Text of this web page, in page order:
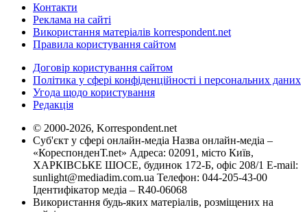
Контакти
Реклама на сайті
Використання матеріалів korrespondent.net
Правила користування сайтом
Договір користування сайтом
Політика у сфері конфіденційності і персональних даних
Угода щодо користування
Редакція
© 2000-2026, Korrespondent.net
Суб'єкт у сфері онлайн-медіа Назва онлайн-медіа –
«КореспонденТ.net» Адреса: 02091, місто Київ,
ХАРКІВСЬКЕ ШОСЕ, будинок 172-Б, офіс 208/1 E-mail:
sunlight@mediadim.com.ua Телефон: 044-205-43-00
Ідентифікатор медіа – R40-06068
Використання будь-яких матеріалів, розміщених на